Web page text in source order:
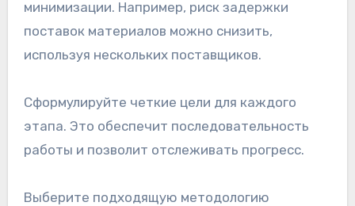
минимизации. Например, риск задержки
поставок материалов можно снизить,
используя нескольких поставщиков.
Сформулируйте четкие цели для каждого
этапа. Это обеспечит последовательность
работы и позволит отслеживать прогресс.
Выберите подходящую методологию